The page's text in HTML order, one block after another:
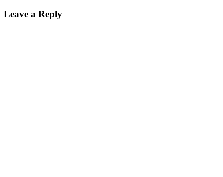
Leave a Reply